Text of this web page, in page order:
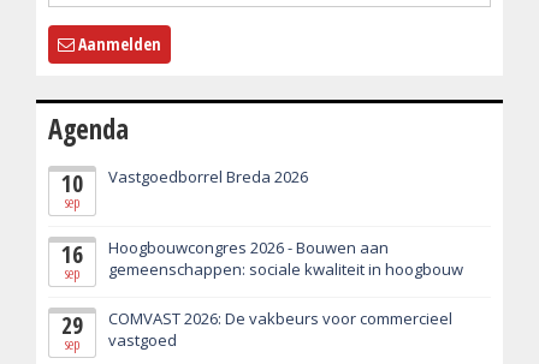
Aanmelden
Agenda
10
sep
Vastgoedborrel Breda 2026
16
sep
Hoogbouwcongres 2026 - Bouwen aan
gemeenschappen: sociale kwaliteit in hoogbouw
29
sep
COMVAST 2026: De vakbeurs voor commercieel
vastgoed